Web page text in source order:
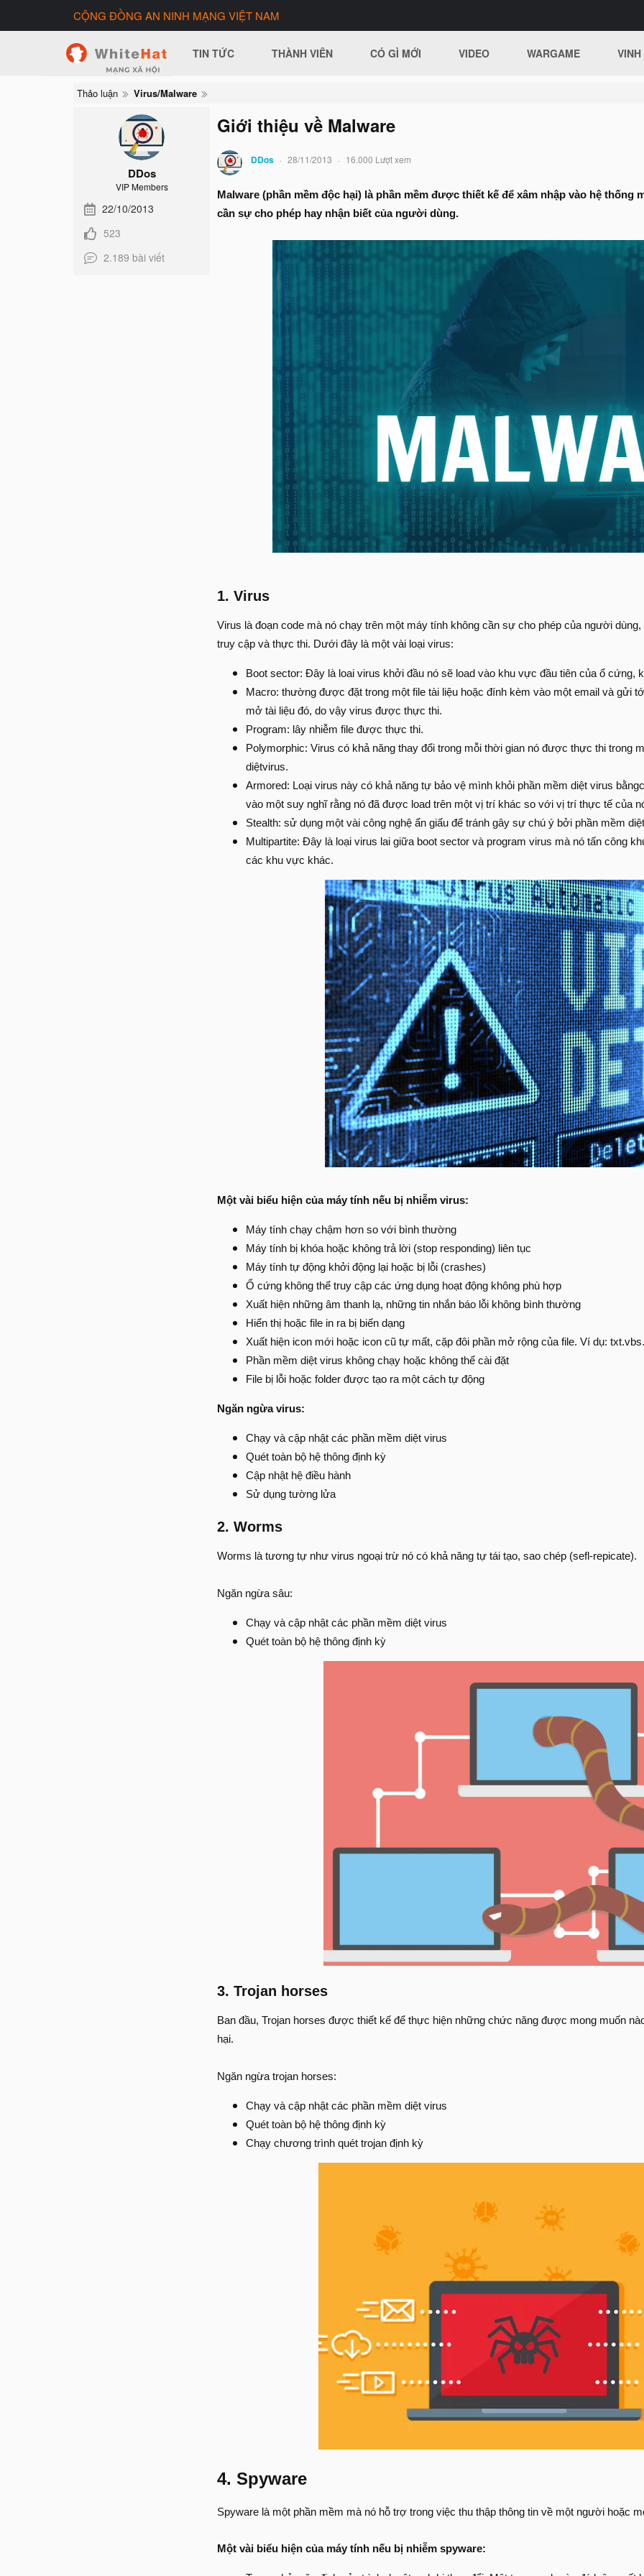
CỘNG ĐỒNG AN NINH MẠNG VIỆT NAM
TIN TỨC THÀNH VIÊN CÓ GÌ MỚI VIDEO WARGAME
Thảo luận Virus/Malware
DDos
VIP Members
22/10/2013
523
2.189 bài viết
Giới thiệu về Malware
DDos 28/11/2013 16.000 Lượt xem
Malware (phần mềm độc hại) là phần mềm được thiết kế để xâm nhập vào hệ thống
cần sự cho phép hay nhận biết của người dùng.
1. Virus
Virus là đoạn code mà nó chạy trên một máy tính không cần sự cho phép của người
truy cập và thực thi. Dưới đây là một vài loại virus:
Boot sector: Đây là loai virus khởi đầu nó sẽ load vào khu vực đầu tiên của ổ cứng,
Macro: thường được đặt trong một file tài liệu hoặc đính kèm vào một email và gửi
mở tài liệu đó, do vậy virus được thực thi.
Program: lây nhiễm file được thực thi.
Polymorphic: Virus có khả năng thay đổi trong mỗi thời gian nó được thực thi trong
diệtvirus.
Armored: Loại virus này có khả năng tự bảo vệ mình khỏi phần mềm diệt virus
vào một suy nghĩ rằng nó đã được load trên một vị trí khác so với vị trí thực tế của
Stealth: sử dụng một vài công nghệ ẩn giấu để tránh gây sự chú ý bởi phần mềm
Multipartite: Đây là loại virus lai giữa boot sector và program virus mà nó tấn công
các khu vực khác.
Một vài biểu hiện của máy tính nếu bị nhiễm virus:
Máy tính chạy chậm hơn so với bình thường
Máy tính bị khóa hoặc không trả lời (stop responding) liên tục
Máy tính tự động khởi động lại hoặc bị lỗi (crashes)
Ổ cứng không thể truy cập các ứng dụng hoạt động không phù hợp
Xuất hiện những âm thanh lạ, những tin nhắn báo lỗi không bình thường
Hiển thị hoặc file in ra bị biến dạng
Xuất hiện icon mới hoặc icon cũ tự mất, cặp đôi phần mở rộng của file. Ví dụ:
Phần mềm diệt virus không chạy hoặc không thể cài đặt
File bị lỗi hoặc folder được tạo ra một cách tự động
Ngăn ngừa virus:
Chạy và cập nhật các phần mềm diệt virus
Quét toàn bộ hệ thông định kỳ
Cập nhật hệ điều hành
Sử dụng tường lửa
2. Worms
Worms là tương tự như virus ngoại trừ nó có khả năng tự tái tạo, sao chép (sefl-repicate).
Ngăn ngừa sâu:
Chạy và cập nhật các phần mềm diệt virus
Quét toàn bộ hệ thông định kỳ
3. Trojan horses
Ban đầu, Trojan horses được thiết kế để thực hiện những chức năng được mong muốn
hại.
Ngăn ngừa trojan horses:
Chạy và cập nhật các phần mềm diệt virus
Quét toàn bộ hệ thông định kỳ
Chạy chương trình quét trojan định kỳ
4. Spyware
Spyware là một phần mềm mà nó hỗ trợ trong việc thu thập thông tin về một người hoặc
Một vài biểu hiện của máy tính nếu bị nhiễm spyware: